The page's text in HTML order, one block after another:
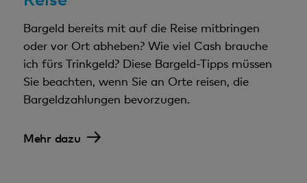
Bargeld bereits mit auf die Reise mitbringen
oder vor Ort abheben? Wie viel Cash brauche
ich fürs Trinkgeld? Diese Bargeld-Tipps müssen
Sie beachten, wenn Sie an Orte reisen, die
Bargeldzahlungen bevorzugen.
Mehr dazu